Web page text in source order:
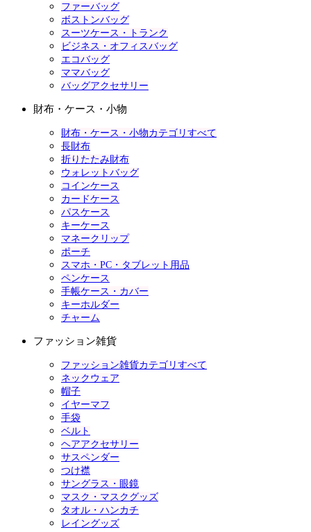
ファーバッグ
ボストンバッグ
スーツケース・トランク
ビジネス・オフィスバッグ
エコバッグ
ママバッグ
バッグアクセサリー
財布・ケース・小物
財布・ケース・小物カテゴリすべて
長財布
折りたたみ財布
ウォレットバッグ
コインケース
カードケース
パスケース
キーケース
マネークリップ
ポーチ
スマホ・PC・タブレット用品
ペンケース
手帳ケース・カバー
キーホルダー
チャーム
ファッション雑貨
ファッション雑貨カテゴリすべて
ネックウェア
帽子
イヤーマフ
手袋
ベルト
ヘアアクセサリー
サスペンダー
つけ襟
サングラス・眼鏡
マスク・マスクグッズ
タオル・ハンカチ
レイングッズ